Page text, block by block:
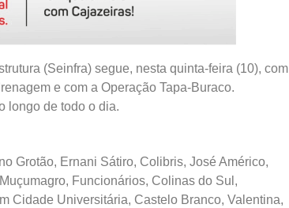
(Seinfra) segue, nesta quinta-feira (10), com
e com a Operação Tapa-Buraco.
longo de todo o dia.
Grotão, Ernani Sátiro, Colibris, José Américo,
Funcionários, Colinas do Sul,
Cidade Universitária, Castelo Branco, Valentina,